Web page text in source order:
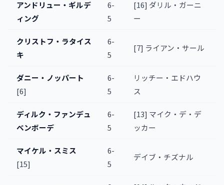
アンドリュー・ギルデ
ィング
6-
5
[16] ダリル・ガーニ
ー
クリストフ・ラタイス
キ
6-
5
[7] ライアン・サール
ダニー・ノッパート
[6]
6-
5
リッチー・エドハウ
ス
ディルク・ファンデュ
ベンボーデ
6-
5
[13] マイク・デ・デ
ッカー
マイケル・スミス
[15]
6-
5
デイブ・チズナル